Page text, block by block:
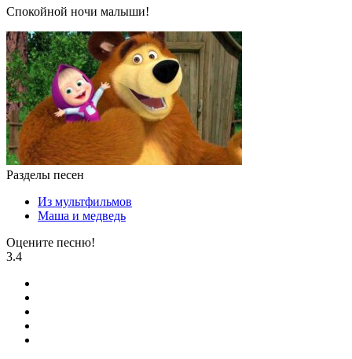
Спокойной ночи малыши!
Разделы песен
Из мультфильмов
Маша и медведь
Оцените песню!
3.4